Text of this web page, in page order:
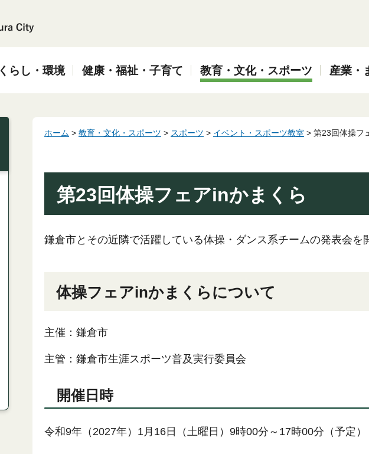
くらし・環境 健康・福祉・子育て 教育・文化・スポーツ 産業・
ホーム > 教育・文化・スポーツ > スポーツ > イベント・スポーツ教室 > 第23回体操フ
第23回体操フェアinかまくら
鎌倉市とその近隣で活躍している体操・ダンス系チームの発表会を
体操フェアinかまくらについて
主催：鎌倉市
主管：鎌倉市生涯スポーツ普及実行委員会
開催日時
令和9年（2027年）1月16日（土曜日）9時00分～17時00分（予定）